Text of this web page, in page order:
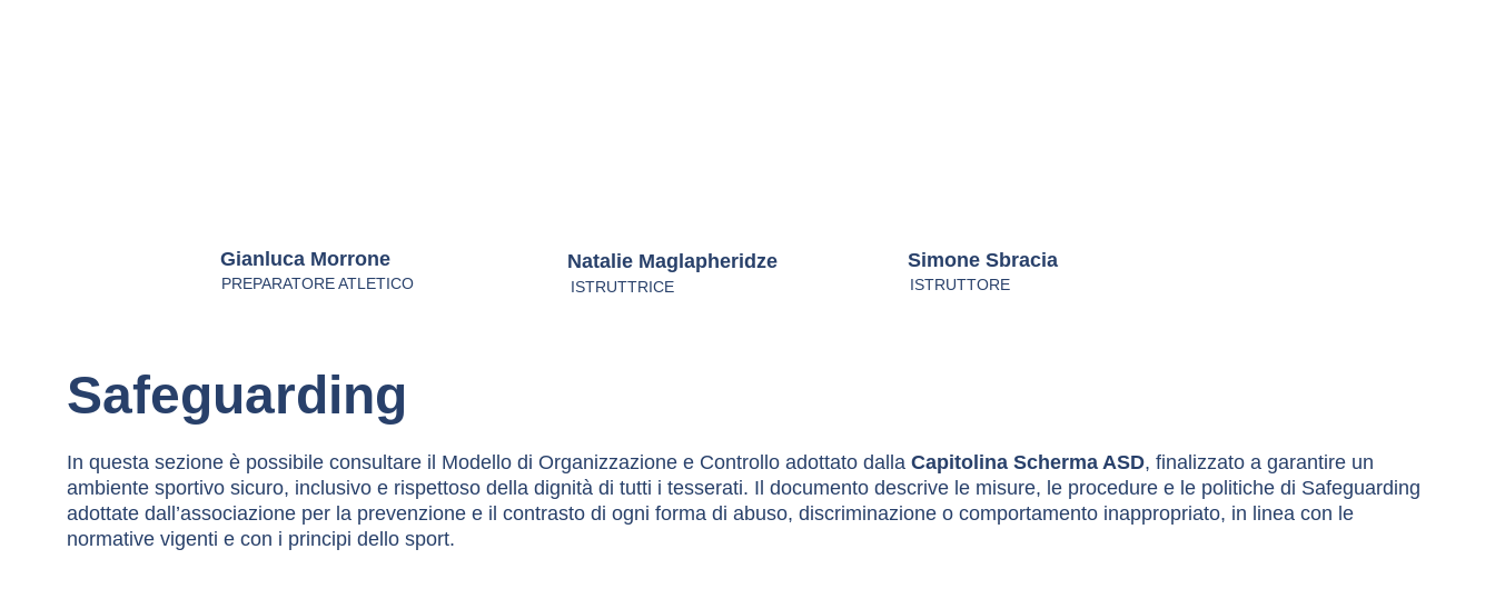
Natalie Maglapheridze
Gianluca Morrone Simone Sbracia
ISTRUTTRICE
PREPARATORE ATLETICO ISTRUTTORE
Safeguarding
In questa sezione è possibile consultare il Modello di Organizzazione e Controllo adottato dalla Capitolina Scherma ASD, finalizzato a garantire un
ambiente sportivo sicuro, inclusivo e rispettoso della dignità di tutti i tesserati. Il documento descrive le misure, le procedure e le politiche di Safeguarding
adottate dall’associazione per la prevenzione e il contrasto di ogni forma di abuso, discriminazione o comportamento inappropriato, in linea con le
normative vigenti e con i principi dello sport.